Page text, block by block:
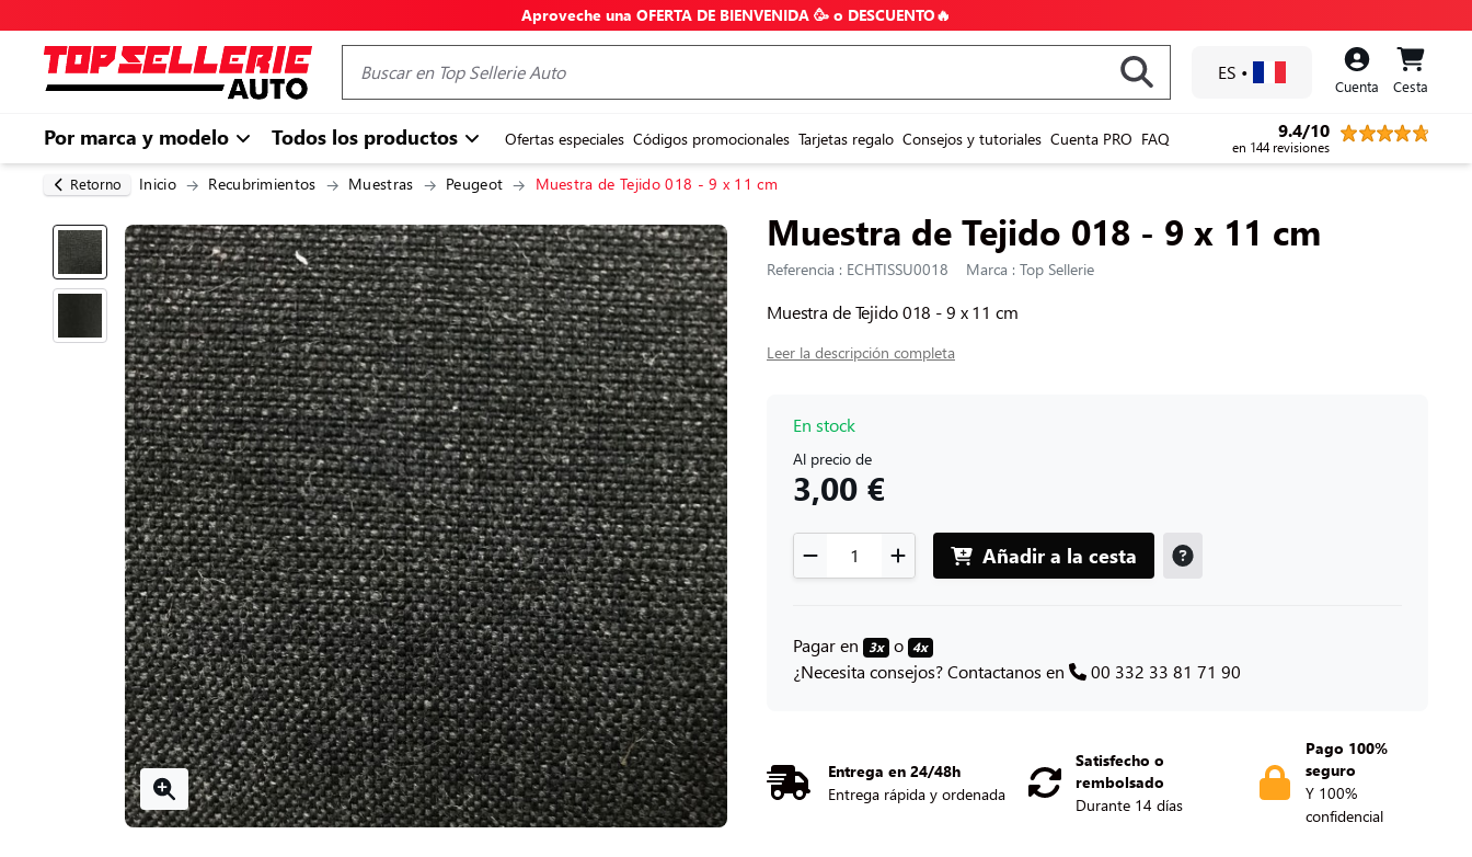
Aproveche una OFERTA DE BIENVENIDA 🥳 o DESCUENTO🔥
ES •
Cuenta Cesta
Por marca y modelo Todos los productos Ofertas especiales Códigos promocionales Tarjetas regalo Consejos y tutoriales Cuenta PRO FAQ 9.4/10
en 144 revisiones
Retorno Inicio Recubrimientos Muestras Peugeot Muestra de Tejido 018 - 9 x 11 cm
Muestra de Tejido 018 - 9 x 11 cm
Referencia : ECHTISSU0018 Marca : Top Sellerie
Muestra de Tejido 018 - 9 x 11 cm
Leer la descripción completa
En stock
Al precio de
3,00 €
Añadir a la cesta
Pagar en 3x o 4x
¿Necesita consejos? Contactanos en 00 332 33 81 71 90
Entrega en 24/48h
Entrega rápida y ordenada
Satisfecho o
rembolsado
Durante 14 días
Pago 100%
seguro
Y 100%
confidencial